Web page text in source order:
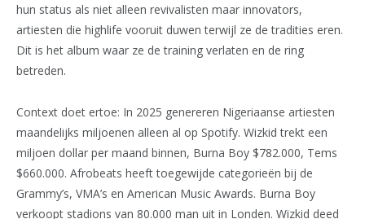
hun status als niet alleen revivalisten maar innovators,
artiesten die highlife vooruit duwen terwijl ze de tradities eren.
Dit is het album waar ze de training verlaten en de ring
betreden.
Context doet ertoe: In 2025 genereren Nigeriaanse artiesten
maandelijks miljoenen alleen al op Spotify. Wizkid trekt een
miljoen dollar per maand binnen, Burna Boy $782.000, Tems
$660.000. Afrobeats heeft toegewijde categorieën bij de
Grammy’s, VMA’s en American Music Awards. Burna Boy
verkoopt stadions van 80.000 man uit in Londen. Wizkid deed